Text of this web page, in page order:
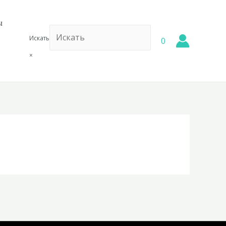
Искать
×
0